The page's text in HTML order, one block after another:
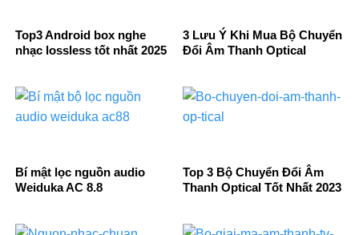
Top3 Android box nghe
nhạc lossless tốt nhất 2025
3 Lưu Ý Khi Mua Bộ Chuyển
Đổi Âm Thanh Optical
Bí mật lọc nguồn audio
Weiduka AC 8.8
Top 3 Bộ Chuyển Đổi Âm
Thanh Optical Tốt Nhất 2023